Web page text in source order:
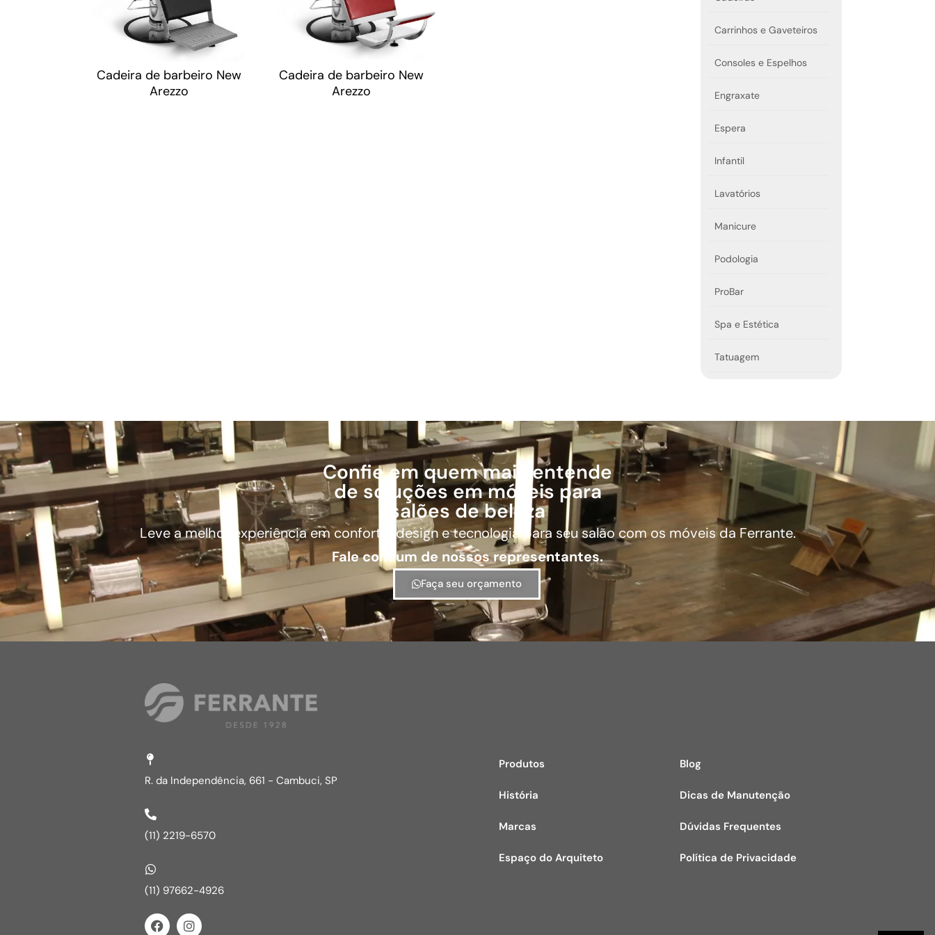
Cadeira de barbeiro New
Arezzo
Cadeira de barbeiro New
Arezzo
Carrinhos e Gaveteiros
Consoles e Espelhos
Engraxate
Espera
Infantil
Lavatórios
Manicure
Podologia
ProBar
Spa e Estética
Tatuagem
Confie em quem mais entende
de soluções em móveis para
salões de beleza
Leve a melhor experiência em conforto, design e tecnologia para seu salão com os móveis da Ferrante.
Fale com um de nossos representantes.
Faça seu orçamento
R. da Independência, 661 - Cambuci, SP​
(11) 2219-6570
(11) 97662-4926
Produtos
História
Marcas
Espaço do Arquiteto
Blog
Dicas de Manutenção
Dúvidas Frequentes
Política de Privacidade